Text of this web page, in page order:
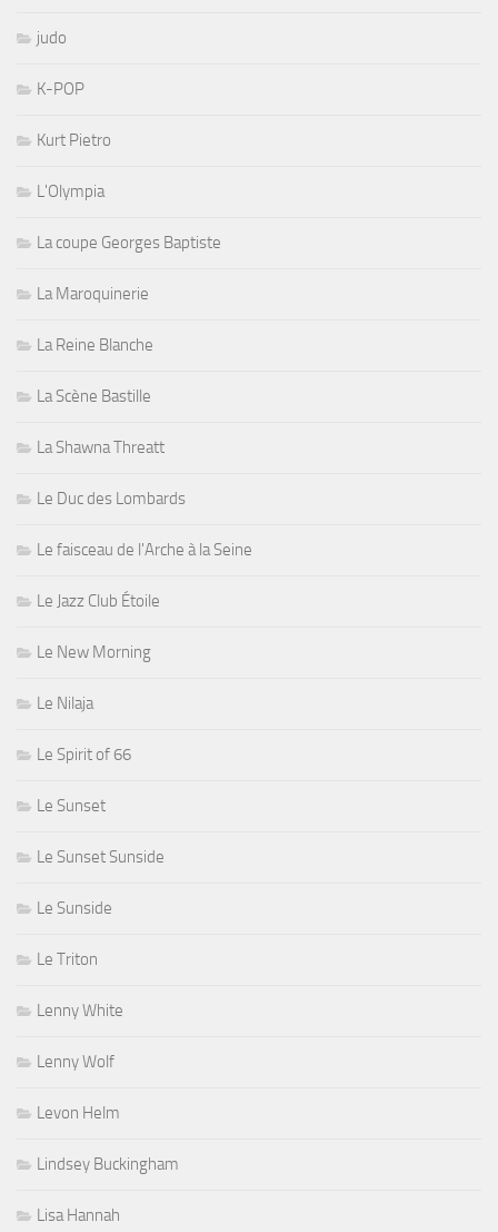
judo
K-POP
Kurt Pietro
L'Olympia
La coupe Georges Baptiste
La Maroquinerie
La Reine Blanche
La Scène Bastille
La Shawna Threatt
Le Duc des Lombards
Le faisceau de l'Arche à la Seine
Le Jazz Club Étoile
Le New Morning
Le Nilaja
Le Spirit of 66
Le Sunset
Le Sunset Sunside
Le Sunside
Le Triton
Lenny White
Lenny Wolf
Levon Helm
Lindsey Buckingham
Lisa Hannah